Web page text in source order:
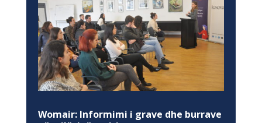
Womair: Informimi i grave dhe burrave